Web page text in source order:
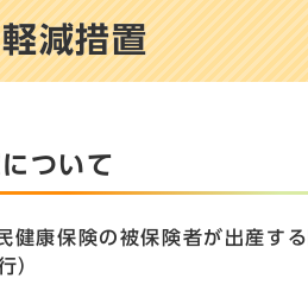
減措置
ついて
康保険の被保険者が出産す
）